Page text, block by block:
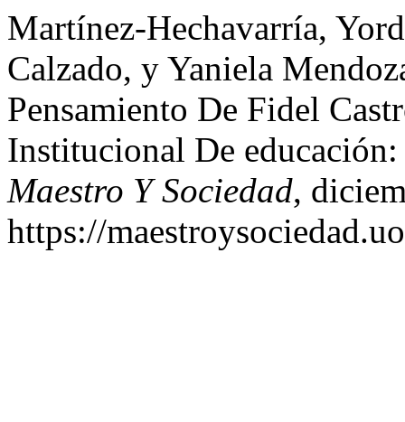
Martínez-Hechavarría,
Calzado, y Yaniela
Pensamiento De Fidel
Institucional De
Maestro Y Sociedad,
https://